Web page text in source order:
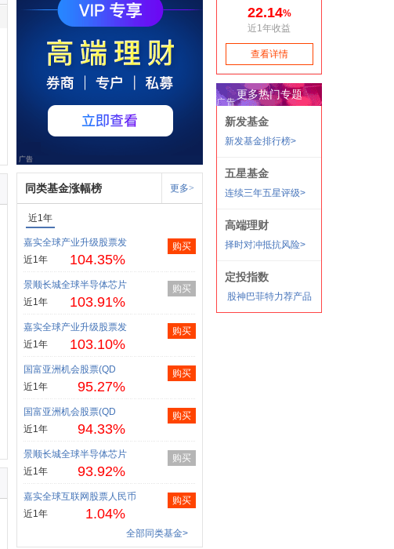
同类基金涨幅榜 更多>
近1年
嘉实全球产业升级股票发
近1年
104.35%
购买
景顺长城全球半导体芯片
近1年
103.91%
购买
嘉实全球产业升级股票发
近1年
103.10%
购买
国富亚洲机会股票(QD
近1年
95.27%
购买
国富亚洲机会股票(QD
近1年
94.33%
购买
景顺长城全球半导体芯片
近1年
93.92%
购买
嘉实全球互联网股票人民币
近1年
1.04%
购买
全部同类基金>